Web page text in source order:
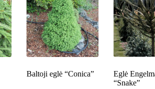
Baltoji eglė “Conica”
Eglė
“Snake”